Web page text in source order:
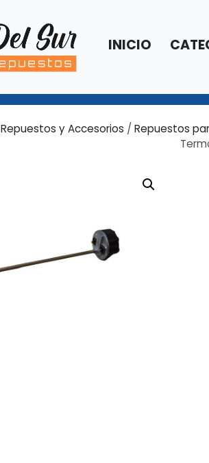
INICIO
Repuestos y Accesorios / Repuestos